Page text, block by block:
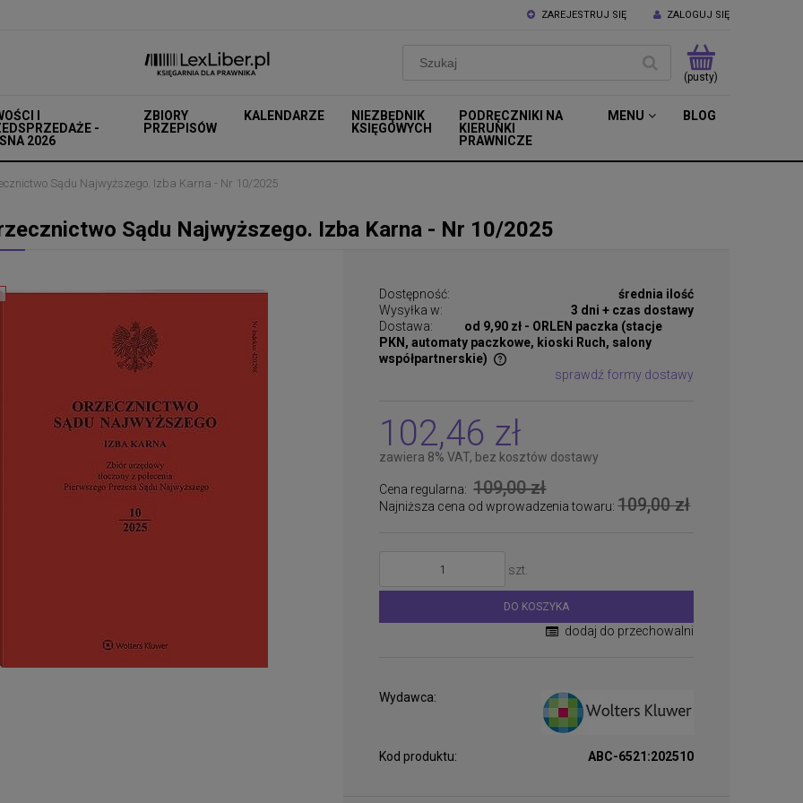
ZAREJESTRUJ SIĘ ZALOGUJ SIĘ
(pusty)
I
-
2026
ZBIORY
PRZEPISÓW
KALENDARZE
NIEZBĘDNIK
KSIĘGOWYCH
PODRĘCZNIKI NA
KIERUNKI
PRAWNICZE
MENU BLOG
Sądu Najwyższego. Izba Karna - Nr 10/2025
Sądu Najwyższego. Izba Karna - Nr 10/2025
Dostępność:
średnia ilość
Wysyłka w:
3 dni + czas dostawy
Dostawa:
od 9,90 zł - ORLEN paczka (stacje
PKN, automaty paczkowe, kioski Ruch, salony
współpartnerskie)
sprawdź formy dostawy
102,46 zł
zawiera 8% VAT, bez kosztów dostawy
Cena regularna: 109,00 zł
Najniższa cena od wprowadzenia towaru:109,00 zł
szt.
DO KOSZYKA
dodaj do przechowalni
Wydawca:
Kod produktu: ABC-6521:202510